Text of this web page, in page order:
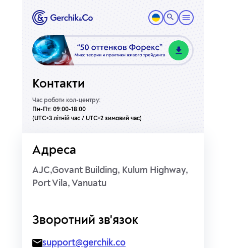
Контакти
Час роботи кол-центру:
Пн-Пт: 09:00-18:00
(UTC+3 літній час / UTC+2 зимовий час)
Адреса
AJC,Govant Building, Kulum Highway,
Port Vila, Vanuatu
Зворотний зв'язок
support@gerchik.co